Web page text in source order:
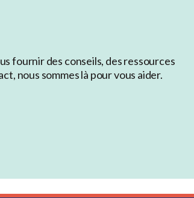
fournir des conseils, des ressources
nous sommes là pour vous aider.